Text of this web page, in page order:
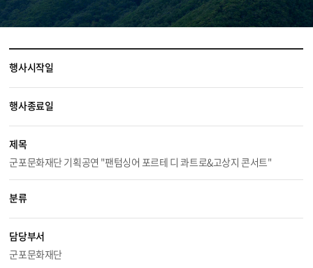
행사시작일
행사종료일
제목
군포문화재단 기획공연 "팬텀싱어 포르테 디 콰트로&고상지 콘서트"
분류
담당부서
군포문화재단